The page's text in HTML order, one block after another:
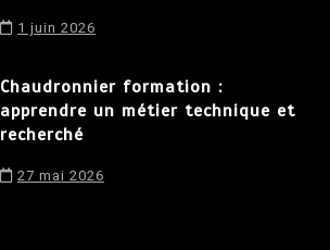
1 juin 2026
Chaudronnier formation :
apprendre un métier technique et
recherché
27 mai 2026